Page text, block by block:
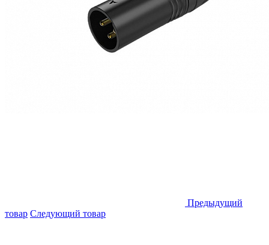
Предыдущий
товар Следующий товар